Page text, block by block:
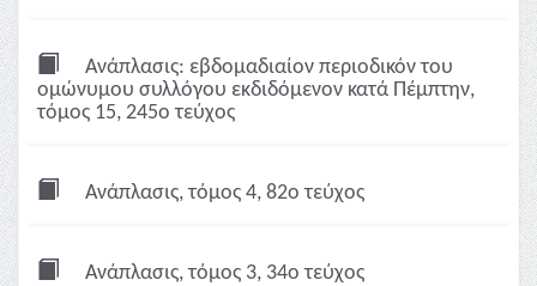
Ανάπλασις: εβδομαδιαίον περιοδικόν του
ομώνυμου συλλόγου εκδιδόμενον κατά Πέμπτην,
τόμος 15, 245ο τεύχος
Ανάπλασις, τόμος 4, 82ο τεύχος
Ανάπλασις, τόμος 3, 34ο τεύχος